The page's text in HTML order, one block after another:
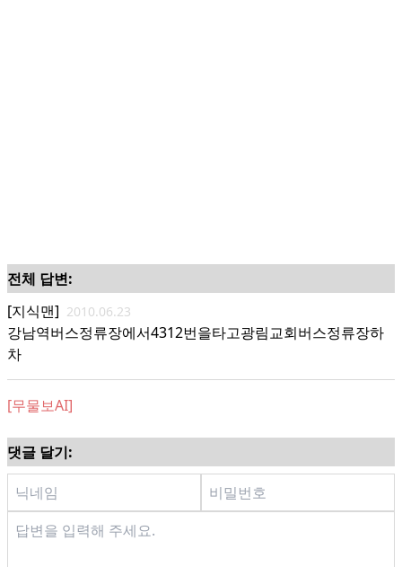
전체 답변:
[지식맨] 2010.06.23
강남역버스정류장에서4312번을타고광림교회버스정류장하
차
[무물보AI]
댓글 달기: